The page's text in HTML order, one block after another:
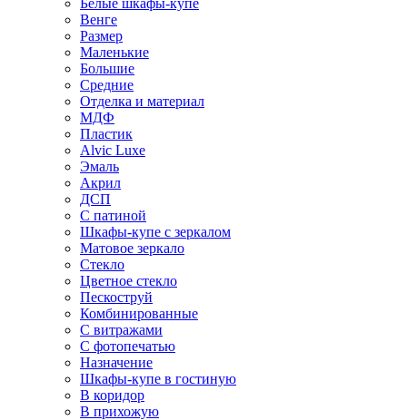
Белые шкафы-купе
Венге
Размер
Маленькие
Большие
Средние
Отделка и материал
МДФ
Пластик
Alvic Luxe
Эмаль
Акрил
ДСП
С патиной
Шкафы-купе с зеркалом
Матовое зеркало
Стекло
Цветное стекло
Пескоструй
Комбинированные
С витражами
С фотопечатью
Назначение
Шкафы-купе в гостиную
В коридор
В прихожую